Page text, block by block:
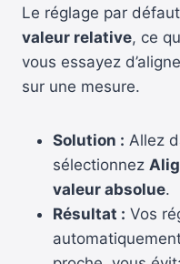
Le réglage par
valeur relative, ce
vous essayez
sur une mesure.
Solution : Allez
sélectionnez
valeur absolue.
Résultat : Vos